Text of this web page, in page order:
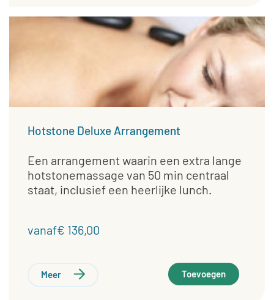
Hotstone Deluxe Arrangement
Een arrangement waarin een extra lange
hotstonemassage van 50 min centraal
staat, inclusief een heerlijke lunch.
vanaf€ 136,00
Meer Toevoegen